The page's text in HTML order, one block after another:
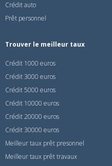
Crédit auto
Prêt personnel
Trouver le meilleur taux
Crédit 1000 euros
Crédit 3000 euros
Crédit 5000 euros
Crédit 10000 euros
Crédit 20000 euros
Crédit 30000 euros
Meilleur taux prêt presonnel
Meilleur taux prêt travaux